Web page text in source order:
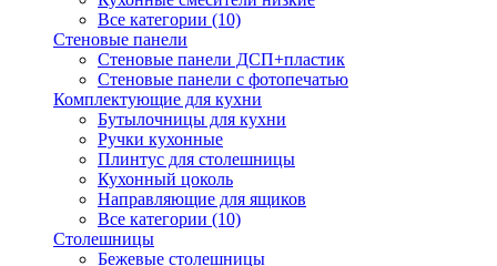
Все категории (10)
Стеновые панели
Стеновые панели ДСП+пластик
Стеновые панели с фотопечатью
Комплектующие для кухни
Бутылочницы для кухни
Ручки кухонные
Плинтус для столешницы
Кухонный цоколь
Направляющие для ящиков
Все категории (10)
Столешницы
Бежевые столешницы